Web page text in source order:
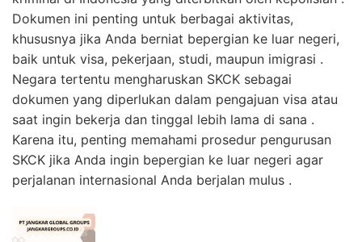
Dokumen ini penting untuk berbagai aktivitas,
khususnya jika Anda berniat bepergian ke luar negeri,
baik untuk visa, pekerjaan, studi, maupun imigrasi .
Negara tertentu mengharuskan SKCK sebagai
dokumen yang diperlukan dalam pengajuan visa atau
saat ingin bekerja dan tinggal lebih lama di sana .
Karena itu, penting memahami prosedur pengurusan
SKCK jika Anda ingin bepergian ke luar negeri agar
perjalanan internasional Anda berjalan mulus .